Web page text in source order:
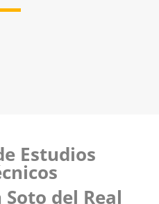
Estudios
Soto del Real